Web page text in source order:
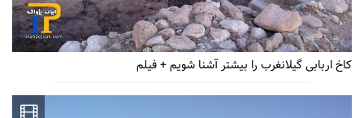
کاخ اربابی گیلانغرب را بیشتر آشنا شویم + فیلم